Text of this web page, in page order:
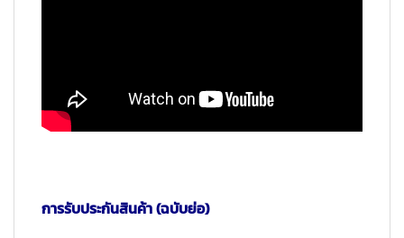
การรับประกันสินค้า (ฉบับย่อ)